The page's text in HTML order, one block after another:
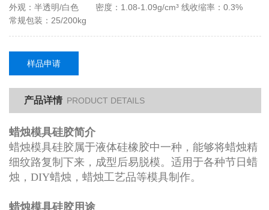
外观：半透明/白色
密度：1.08-1.09g/cm³ 线收缩率：0.3%
常规包装：25/200kg
样品申请
产品详情 PRODUCT DETAILS
蜡烛模具硅胶简介
蜡烛模具硅胶属于液体硅橡胶中一种，能够将蜡烛精
细纹路复制下来，成型后易脱模。适用于各种节日蜡
烛，DIY蜡烛，蜡烛工艺品等模具制作。
蜡烛模具硅胶用途